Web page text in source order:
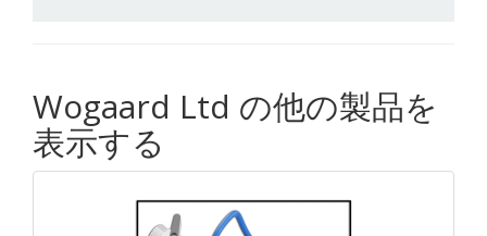
Wogaard Ltd の他の製品を
表示する